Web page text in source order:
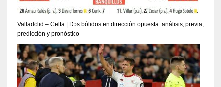
Valladolid – Celta | Dos bólidos en dirección opuesta: análisis, previa,
predicción y pronóstico